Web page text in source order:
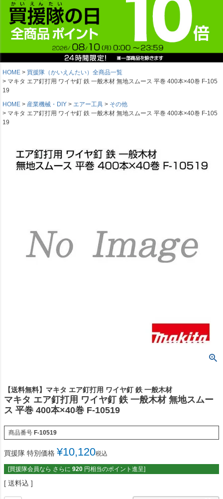
HOME
買援隊（かいえんたい）全商品一覧
マキタ エア釘打用 ワイヤ釘 鉄 一般木材 無地スムース 平巻 400本×40巻 F-105
19
HOME
産業機械・DIY エアー工具
その他
マキタ エア釘打用 ワイヤ釘 鉄 一般木材 無地スムース 平巻 400本×40巻 F-105
19
【送料無料】マキタ エア釘打用 ワイヤ釘 鉄 一般木材
マキタ エア釘打用 ワイヤ釘 鉄 一般木材 無地スムー
ス 平巻 400本×40巻 F-10519
商品番号 F-10519
買援隊 特別価格 ¥10,120税込
[買援隊会員なら さらに 920 円相当のポイント進呈]
送料込